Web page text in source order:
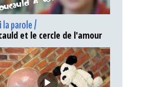
parole /
et le cercle de l'amour